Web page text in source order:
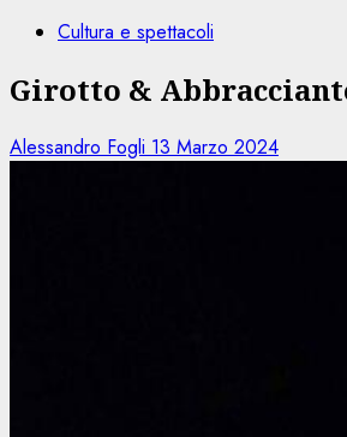
Cultura e spettacoli
Girotto &
Alessandro Fogli 13 Marzo 2024